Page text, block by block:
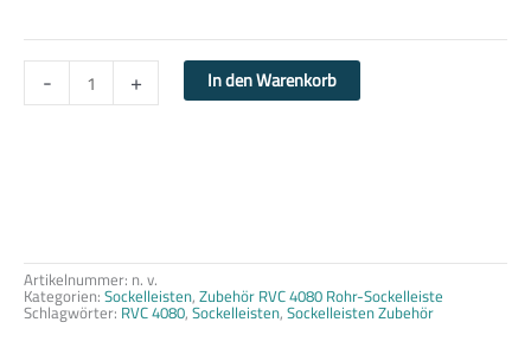
- + In den Warenkorb
Artikelnummer: n. v.
Kategorien:Sockelleisten,Zubehör RVC 4080 Rohr-Sockelleiste
Schlagwörter: RVC 4080,Sockelleisten,Sockelleisten Zubehör